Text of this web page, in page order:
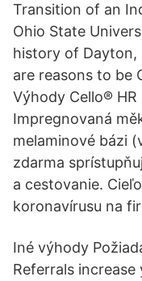
Transition of an
Ohio State
history of Dayton,
are reasons to be
Výhody Cello®
Impregnovaná
melaminové bázi
zdarma
a cestovanie.
koronavírusu na
Iné výhody
Referrals